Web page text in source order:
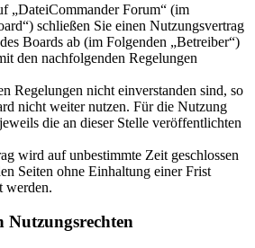
„DateiCommander Forum“ (im
schließen Sie einen Nutzungsvertrag
Boards ab (im Folgenden „Betreiber“)
den nachfolgenden Regelungen
Regelungen nicht einverstanden sind, so
nicht weiter nutzen. Für die Nutzung
die an dieser Stelle veröffentlichten
wird auf unbestimmte Zeit geschlossen
Seiten ohne Einhaltung einer Frist
werden.